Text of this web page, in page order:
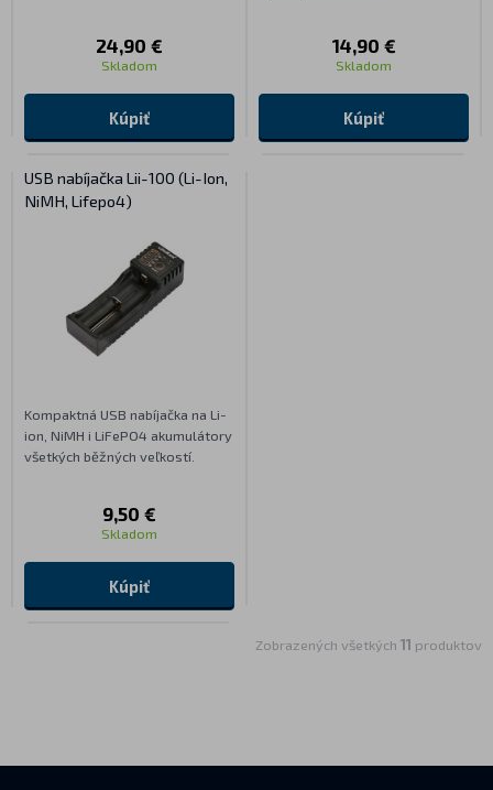
24,90 €
Skladom
Kúpiť
14,90 €
Skladom
Kúpiť
USB nabíjačka Lii-100 (Li-Ion,
NiMH, Lifepo4)
Kompaktná USB nabíjačka na Li-
ion, NiMH i LiFePO4 akumulátory
všetkých běžných veľkostí.
9,50 €
Skladom
Kúpiť
Zobrazených všetkých 11 produktov